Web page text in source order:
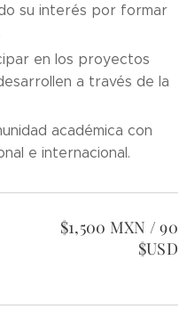
su interés por formar
en los proyectos
a través de la
académica con
e internacional.
$1,500 MXN / 90
$USD